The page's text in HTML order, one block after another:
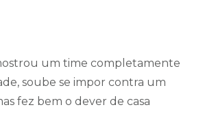
um time completamente
soube se impor contra um
fez bem o dever de casa